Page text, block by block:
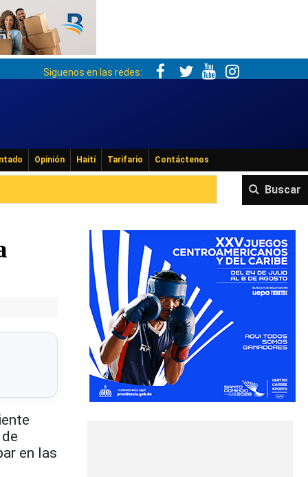
Siguenos en las redes:
Opinión Haití Tarifario Contáctenos
Buscar
en las